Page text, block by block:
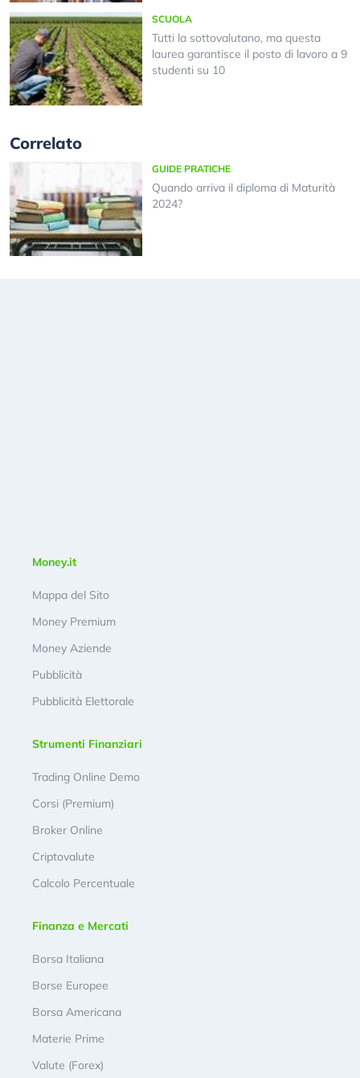
SCUOLA
Tutti la sottovalutano, ma questa
laurea garantisce il posto di lavoro a 9
studenti su 10
Correlato
GUIDE PRATICHE
Quando arriva il diploma di Maturità
2024?
Money.it
Mappa del Sito
Money Premium
Money Aziende
Pubblicità
Pubblicità Elettorale
Strumenti Finanziari
Trading Online Demo
Corsi (Premium)
Broker Online
Criptovalute
Calcolo Percentuale
Finanza e Mercati
Borsa Italiana
Borse Europee
Borsa Americana
Materie Prime
Valute (Forex)